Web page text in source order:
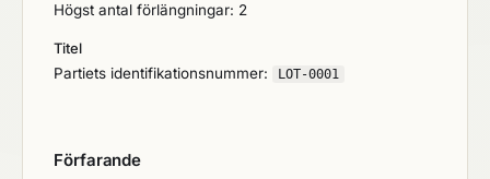
Högst antal förlängningar: 2
Titel
Partiets identifikationsnummer:
LOT-0001
Förfarande